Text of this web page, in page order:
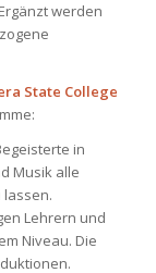
werden
State College
in
Musik alle
Lehrern und
Niveau. Die